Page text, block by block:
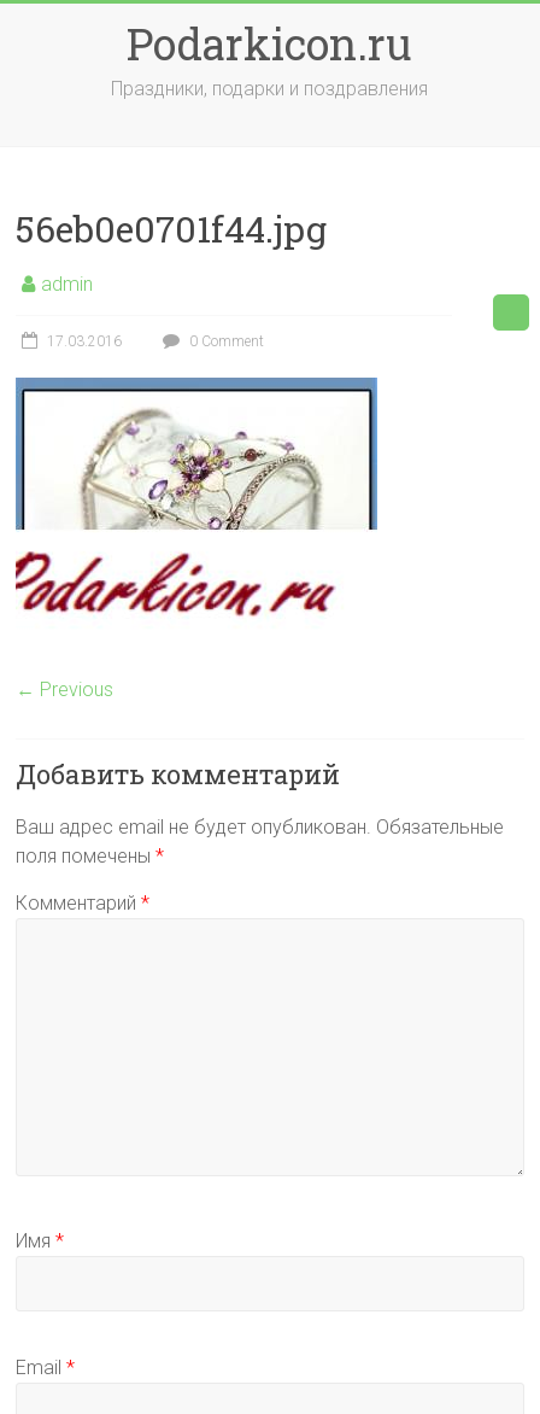
Podarkicon.ru
Праздники, подарки и поздравления
56eb0e0701f44.jpg
admin
17.03.2016 0 Comment
← Previous
Добавить комментарий
Ваш адрес email не будет опубликован. Обязательные
поля помечены*
Комментарий*
Имя*
Email*